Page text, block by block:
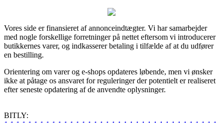
Vores side er finansieret af annonceindtægter. Vi har samarbejder
med nogle forskellige forretninger på nettet eftersom vi introducerer
butikkernes varer, og indkasserer betaling i tilfælde af at du udfører
en bestilling.
Orientering om varer og e-shops opdateres løbende, men vi ønsker
ikke at påtage os ansvaret for reguleringer der potentielt er realiseret
efter seneste opdatering af de anvendte oplysninger.
BITLY: